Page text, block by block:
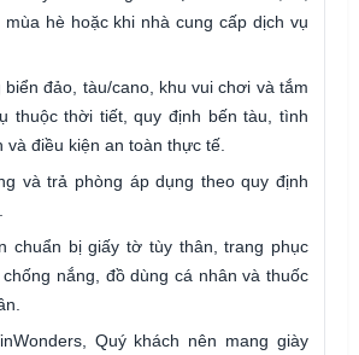
hè hoặc khi nhà cung cấp dịch vụ
biển đảo, tàu/cano, khu vui chơi và tắm
thuộc thời tiết, quy định bến tàu, tình
và điều kiện an toàn thực tế.
và trả phòng áp dụng theo quy định
chuẩn bị giấy tờ tùy thân, trang phục
nắng, đồ dùng cá nhân và thuốc
Quý khách nên mang giày